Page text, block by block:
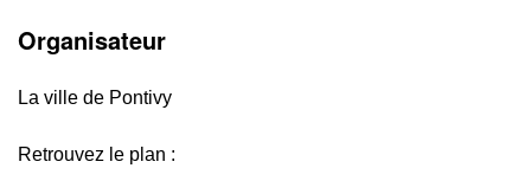
Organisateur
La ville de Pontivy
Retrouvez le plan :